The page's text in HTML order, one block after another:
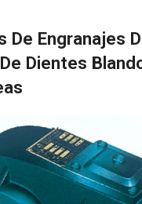
De Engranajes
Dientes